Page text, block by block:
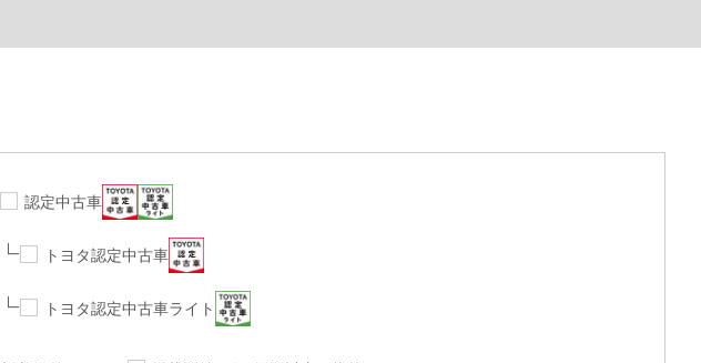
認定中古車
トヨタ認定中古車
トヨタ認定中古車ライト